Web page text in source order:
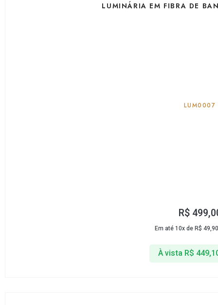
LUMINÁRIA EM FIBRA DE
LUM0007
R$
Em até 10x deR$ 49,90
À vista R$